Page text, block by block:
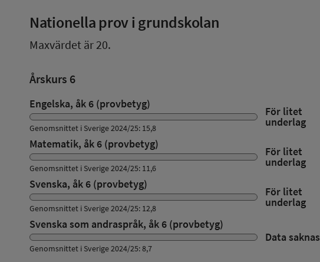
Nationella prov i grundskolan
Maxvärdet är 20.
Årskurs 6
Engelska, åk 6 (provbetyg)
För litet
underlag
Genomsnittet i Sverige 2024/25: 15,8
Matematik, åk 6 (provbetyg)
För litet
underlag
Genomsnittet i Sverige 2024/25: 11,6
Svenska, åk 6 (provbetyg)
För litet
underlag
Genomsnittet i Sverige 2024/25: 12,8
Svenska som andraspråk, åk 6 (provbetyg)
Data saknas
Genomsnittet i Sverige 2024/25: 8,7